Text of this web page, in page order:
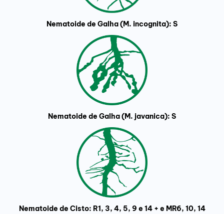
Nematoide de Galha (M. incognita): S
Nematoide de Galha (M. javanica): S
Nematoide de Cisto: R1, 3, 4, 5, 9 e 14 + e MR6, 10, 14